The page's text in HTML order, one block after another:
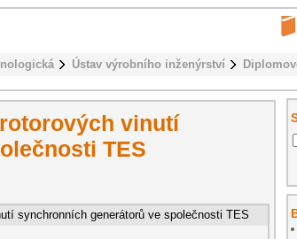
Ústav výrobního inženýrství
vinutí
TES
synchronních generátorů ve společnosti TES